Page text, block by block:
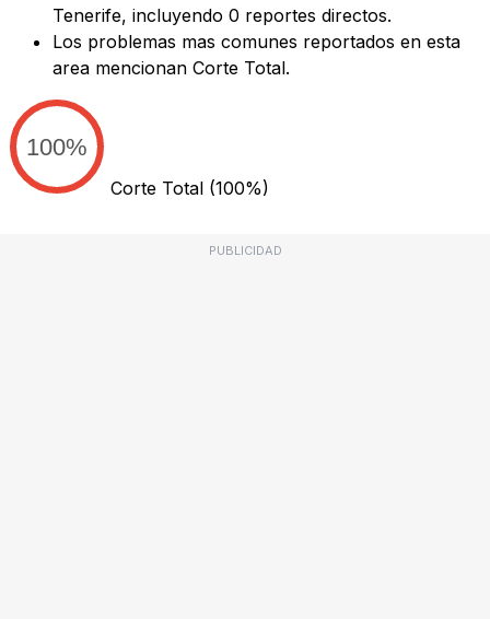
Tenerife, incluyendo 0 reportes directos.
Los problemas mas comunes reportados en esta
area mencionan Corte Total.
100%
Corte Total (100%)
PUBLICIDAD